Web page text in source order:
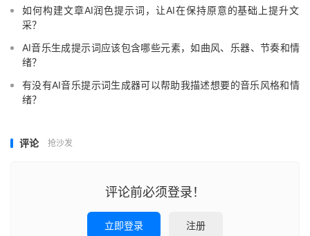
如何构建文章AI润色提示词，让AI在保持原意的基础上提升文
采？
AI音乐生成提示词应该包含哪些元素，如曲风、乐器、节奏和情
绪？
有没有AI音乐提示词生成器可以帮助我描述想要的音乐风格和情
绪？
评论 抢沙发
评论前必须登录！
立即登录 注册